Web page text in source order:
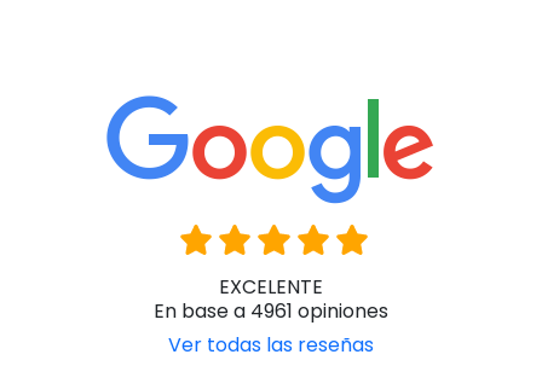
EXCELENTE
En base a 4961 opiniones
Ver todas las reseñas